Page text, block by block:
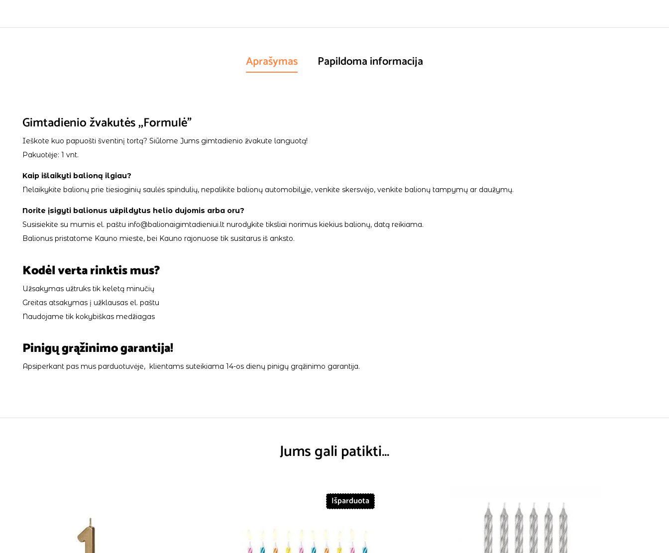
Aprašymas Papildoma informacija
Gimtadienio žvakutės ,,Formulė”
Ieškote kuo papuošti šventinį tortą? Siūlome Jums gimtadienio žvakute languotą!
Pakuotėje: 1 vnt.
Kaip išlaikyti balioną ilgiau?
Nelaikykite balionų prie tiesioginių saulės spindulių, nepalikite balionų automobilyje, venkite skersvėjo, venkite balionų tampymų ar daužymų.
Norite įsigyti balionus užpildytus helio dujomis arba oru?
Susisiekite su mumis el. paštu info@balionaigimtadieniui.lt nurodykite tiksliai norimus kiekius balionų, datą reikiama.
Balionus pristatome Kauno mieste, bei Kauno rajonuose tik susitarus iš anksto.
Kodėl verta rinktis mus?
Užsakymas užtruks tik keletą minučių
Greitas atsakymas į užklausas el. paštu
Naudojame tik kokybiškas medžiagas
Pinigų grąžinimo garantija!
Apsiperkant pas mus parduotuvėje, klientams suteikiama 14-os dienų pinigų grąžinimo garantija.
Jums gali patikti…
Išparduota